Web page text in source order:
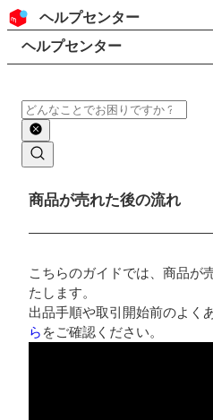
コンテンツにスキップ
ヘッダー
ヘルプセンター
検索
パンくずリスト
ヘルプセンター
検索
メインコンテンツ
商品が売れた後の流れ
こちらのガイドでは、商品が
たします。
出品手順や取引開始前のよく
ら をご確認ください。